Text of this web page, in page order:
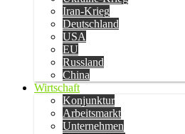
Iran-Krieg
Deutschland
USA
EU
Russland
China
Wirtschaft
Konjunktur
Arbeitsmarkt
Unternehmen